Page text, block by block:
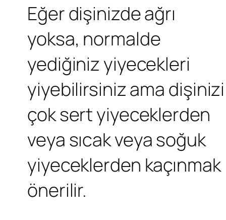
Eğer dişinizde ağrı
yoksa, normalde
yediğiniz yiyecekleri
yiyebilirsiniz ama dişinizi
çok sert yiyeceklerden
veya sıcak veya soğuk
yiyeceklerden kaçınmak
önerilir.